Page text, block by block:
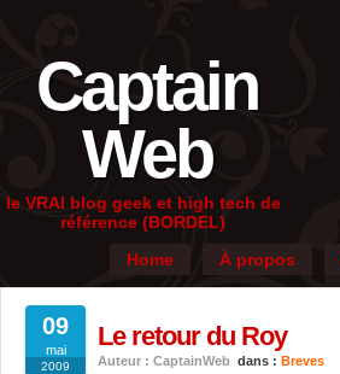
Captain
Web
le VRAI blog geek et high tech de
référence (BORDEL)
Home
À propos
09
mai
2009
Le retour du Roy
Auteur : CaptainWeb dans : Breves